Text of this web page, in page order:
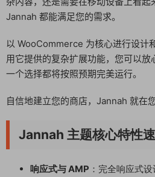
Jannah 都能满足您的需求。
以 WooCommerce 为核心进行设计
用它提供的复杂扩展功能，您可以
一个选择都将按照预期完美运行。
自信地建立您的商店，Jannah 就在您
Jannah 主题核心特性
响应式与 AMP ：完全响应式